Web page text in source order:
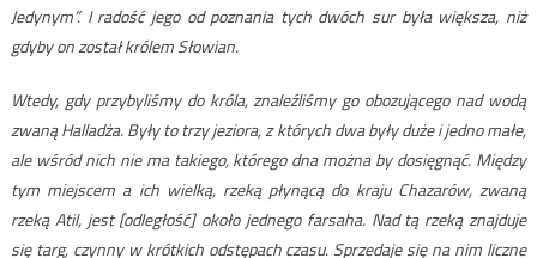
Jedynym”. I radość jego od poznania tych dwóch sur była większa, niż
gdyby on został królem Słowian.
Wtedy, gdy przybyliśmy do króla, znaleźliśmy go obozującego nad wodą
zwaną Halladża. Były to trzy jeziora, z których dwa były duże i jedno małe,
ale wśród nich nie ma takiego, którego dna można by dosięgnąć. Między
tym miejscem a ich wielką, rzeką płynącą do kraju Chazarów, zwaną
rzeką Atil, jest [odległość] około jednego farsaha. Nad tą rzeką znajduje
się targ, czynny w krótkich odstępach czasu. Sprzedaje się na nim liczne